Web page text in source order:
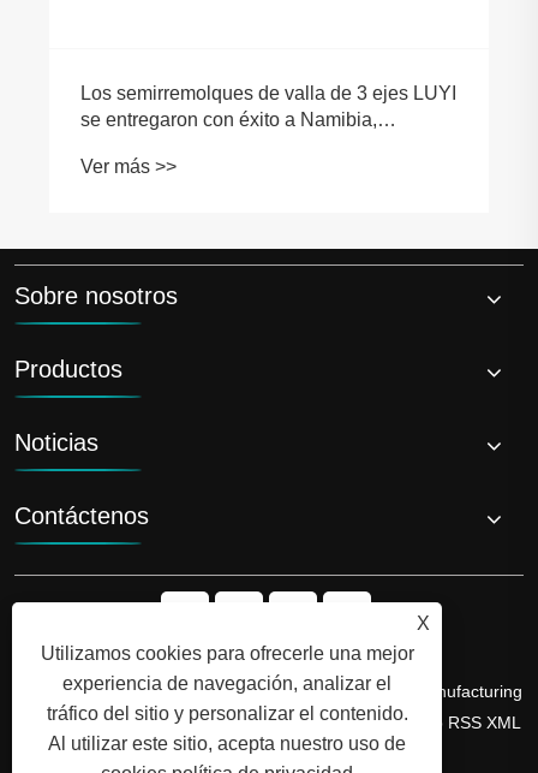
Los semirremolques de valla de 3 ejes LUYI
se entregaron con éxito a Namibia,
para el transporte de carga eficiente
Ver más >>
Sobre nosotros
Productos
Noticias
Contáctenos
Copyright © 2026 Shandong Luyi Dedicated Vehicle Manufacturing
Co., Ltd. Todos los derechos reservados.Links Sitemap RSS XML
política de privacidad
X
Utilizamos cookies para ofrecerle una mejor
experiencia de navegación, analizar el
tráfico del sitio y personalizar el contenido.
Al utilizar este sitio, acepta nuestro uso de